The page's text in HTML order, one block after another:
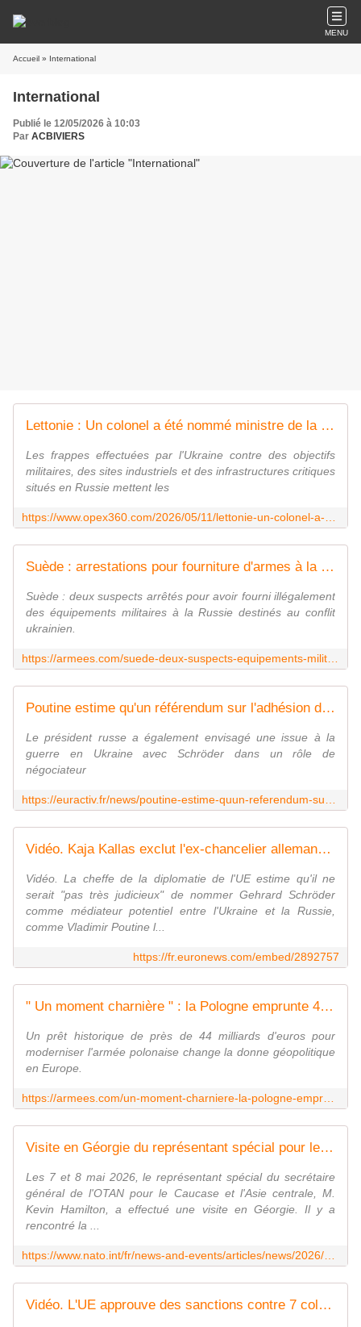
MENU
Accueil » International
International
Publié le 12/05/2026 à 10:03
Par ACBIVIERS
Lettonie : Un colonel a été nommé ministre de la Défense pour renforcer la lutte antidrone - Zone Militaire
Les frappes effectuées par l'Ukraine contre des objectifs
militaires, des sites industriels et des infrastructures critiques
situés en Russie mettent les
Suède : arrestations pour fourniture d'armes à la Russie
Suède : deux suspects arrêtés pour avoir fourni illégalement
des équipements militaires à la Russie destinés au conflit
ukrainien.
Poutine estime qu'un référendum sur l'adhésion de l'Arménie à l'UE serait " logique " | Euractiv FR
Le président russe a également envisagé une issue à la
guerre en Ukraine avec Schröder dans un rôle de
négociateur
Vidéo. Kaja Kallas exclut l'ex-chancelier allemand Schröder comme médiateur dans les négociations sur l'Ukraine
Vidéo. La cheffe de la diplomatie de l'UE estime qu'il ne
serait "pas très judicieux" de nommer Gehrard Schröder
comme médiateur potentiel entre l'Ukraine et la Russie,
comme Vladimir Poutine l...
https://fr.euronews.com/embed/2892757
" Un moment charnière " : la Pologne emprunte 44 milliards d'euros à l'UE pour son armée, du jamais vu depuis 1989
Un prêt historique de près de 44 milliards d'euros pour
moderniser l'armée polonaise change la donne géopolitique
en Europe.
Visite en Géorgie du représentant spécial pour le Caucase et l'Asie centrale
Les 7 et 8 mai 2026, le représentant spécial du secrétaire
général de l'OTAN pour le Caucase et l'Asie centrale, M.
Kevin Hamilton, a effectué une visite en Géorgie. Il y a
rencontré la ...
Vidéo. L'UE approuve des sanctions contre 7 colons israéliens violents et 12 dirigeants du Hamas